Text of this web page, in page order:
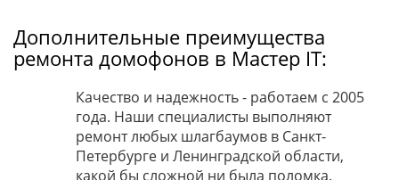
Дополнительные преимущества
ремонта домофонов в Мастер IT:
Качество и надежность - работаем с 2005
года. Наши специалисты выполняют
ремонт любых шлагбаумов в Санкт-
Петербурге и Ленинградской области,
какой бы сложной ни была поломка.